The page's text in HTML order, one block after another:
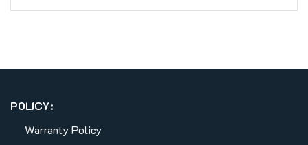
POLICY:
Warranty Policy